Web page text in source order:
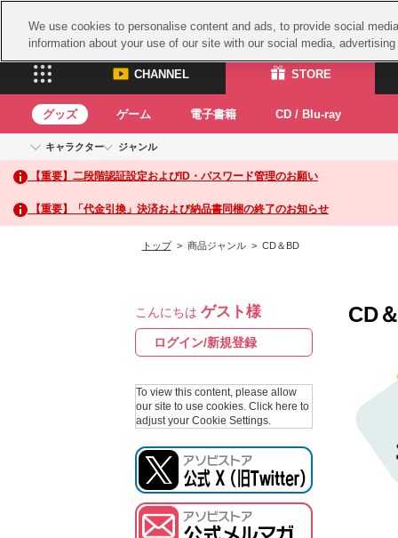
CHANNEL STORE
CHANNEL
ASOBI CHANNEL TOP
STORE
ASOBI STORE
グッズ
CD / Blu-ray
グッズ ゲーム 電子書籍 CD / Blu-ray
キャラクター
アイドルマスターシリーズ
アイドルマスター
アイドルマスター シンデレラガールズ
アイドルマスター ミリオンライブ！
プロジェクトアイマス ヴイアライヴ
テイルズ オブ シリーズ
スサ
ジャンル
イベントグッズ
トイ・ホビー
【重要】二段階認証設定およびID・パスワード管理のお願い
【重要】「代金引換」決済および納品書同梱の終了のお知らせ
トップ> 商品ジャンル > CD＆BD
こんにちは ゲスト様
ログイン/新規登録
To view this content, please allow
our site to use cookies. Click here to
adjust your Cookie Settings.
CD
We use cookies to personalise content and ads, to provide social
information about your use of our site with our social media,